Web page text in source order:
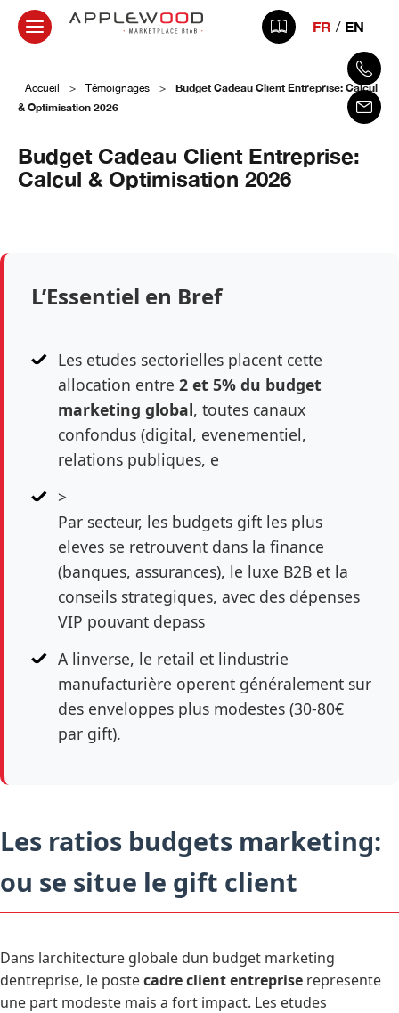
FR EN
Accueil > Témoignages >
Budget Cadeau Client Entreprise: Calcul
& Optimisation 2026
Budget Cadeau Client Entreprise:
Calcul & Optimisation 2026
L’Essentiel en Bref
Les etudes sectorielles placent cette
allocation entre 2 et 5% du budget
marketing global, toutes canaux
confondus (digital, evenementiel,
relations publiques, e
>
Par secteur, les budgets gift les plus
eleves se retrouvent dans la finance
(banques, assurances), le luxe B2B et la
conseils strategiques, avec des dépenses
VIP pouvant depass
A linverse, le retail et lindustrie
manufacturière operent généralement sur
des enveloppes plus modestes (30-80€
par gift).
Les ratios budgets marketing:
ou se situe le gift client
Dans larchitecture globale dun budget marketing
dentreprise, le postecadre client entreprise represente
une part modeste mais a fort impact. Les etudes